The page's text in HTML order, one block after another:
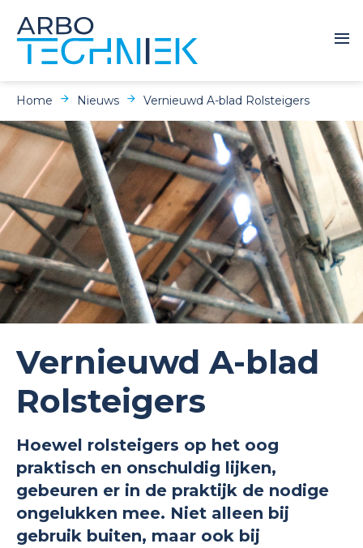
Home Nieuws Vernieuwd A-blad Rolsteigers
Vernieuwd A-blad
Rolsteigers
Hoewel rolsteigers op het oog
praktisch en onschuldig lijken,
gebeuren er in de praktijk de nodige
ongelukken mee. Niet alleen bij
gebruik buiten, maar ook bij